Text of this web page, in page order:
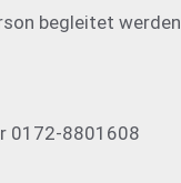
begleitet werden
0172-8801608